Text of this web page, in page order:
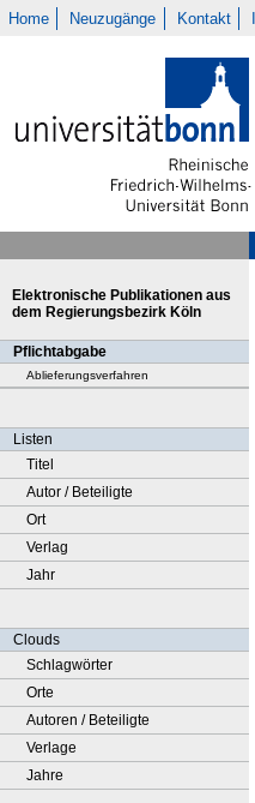
Home Neuzugänge Kontakt
Elektronische Publikationen aus
dem Regierungsbezirk Köln
Pflichtabgabe
Ablieferungsverfahren
Listen
Titel
Autor / Beteiligte
Ort
Verlag
Jahr
Clouds
Schlagwörter
Orte
Autoren / Beteiligte
Verlage
Jahre